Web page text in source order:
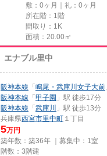
敷：0ヶ月｜礼：0ヶ月
所在階：1階
間取り：1K
面積：20.00㎡
エナブル里中
阪神本線 「 鳴尾・武庫川女子大前
阪神本線 「 甲子園 」駅 徒歩17分
阪神本線 「 武庫川
」駅 徒歩13分
兵庫県西宮市里中町 １丁目
5万円
築年数：築36年 ｜募集中： 1室
階数：3階建